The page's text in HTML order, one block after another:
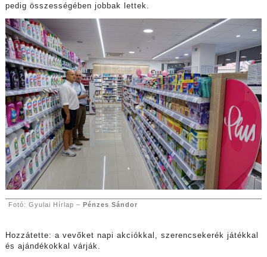
pedig összességében jobbak lettek.
Fotó: Gyulai Hírlap – Pénzes Sándor
Hozzátette: a vevőket napi akciókkal, szerencsekerék játékkal
és ajándékokkal várják.